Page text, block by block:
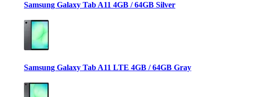
Samsung Galaxy Tab A11 4GB / 64GB Silver
Samsung Galaxy Tab A11 LTE 4GB / 64GB Gray